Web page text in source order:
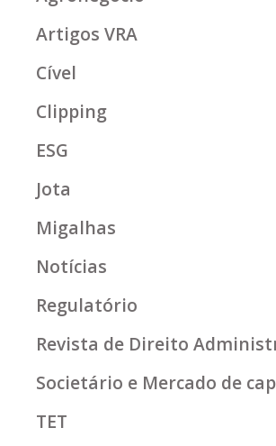
Artigos VRA
Cível
Clipping
ESG
Jota
Migalhas
Notícias
Regulatório
Revista de Direito
Societário e Mercado de
TET